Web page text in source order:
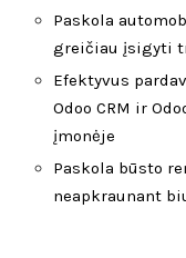
Paskola
greičiau įsigyti
Efektyvus
Odoo CRM ir
įmonėje
Paskola būsto
neapkraunant